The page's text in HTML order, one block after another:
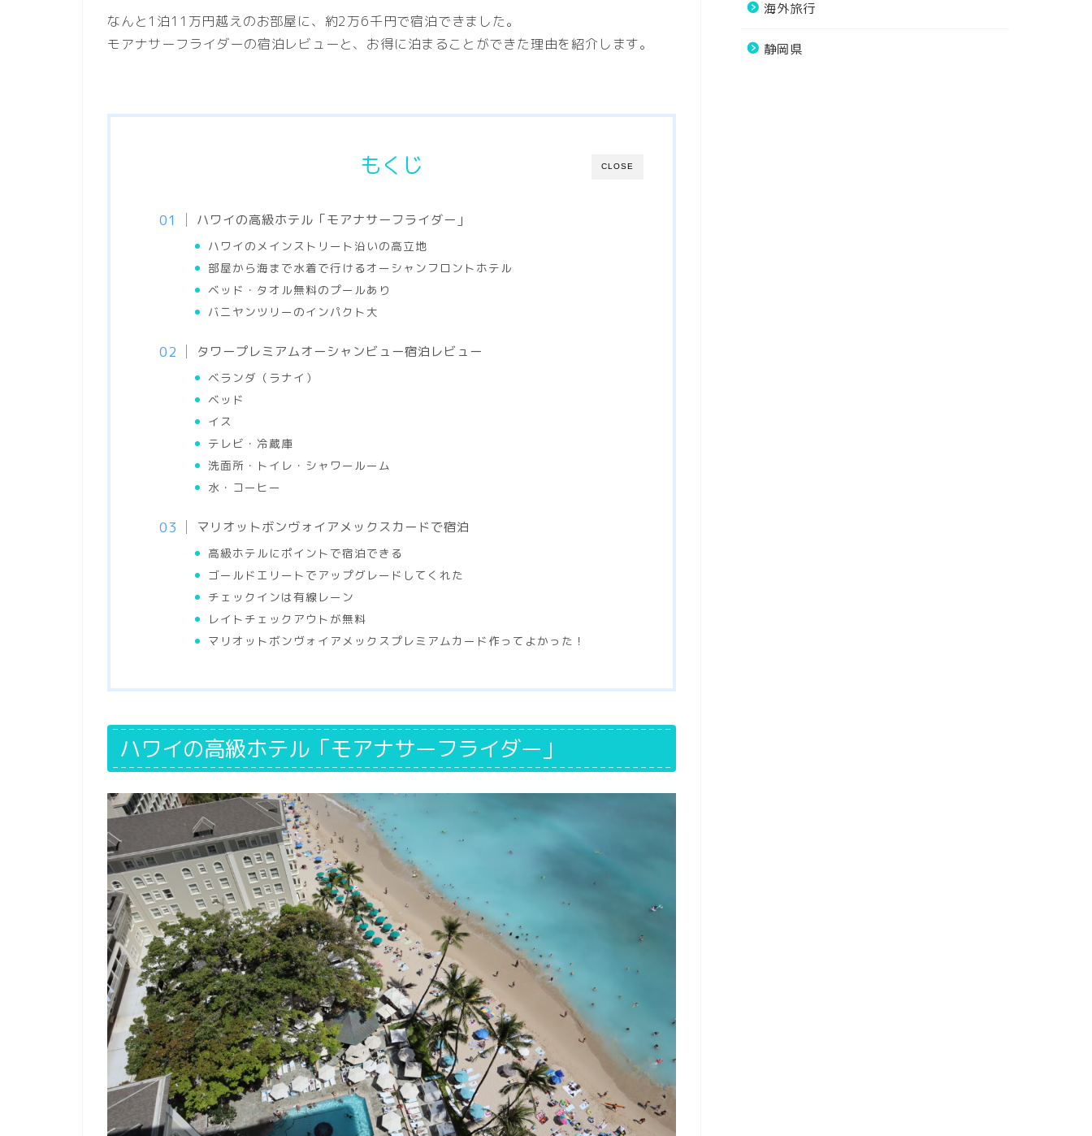
なんと1泊11万円越えのお部屋に、約2万6千円で宿泊できました。
モアナサーフライダーの宿泊レビューと、お得に泊まることができた理由を紹介します。
CLOSE
もくじ
ハワイの高級ホテル「モアナサーフライダー」
ハワイのメインストリート沿いの高立地
部屋から海まで水着で行けるオーシャンフロントホテル
ベッド・タオル無料のプールあり
バニヤンツリーのインパクト大
タワープレミアムオーシャンビュー宿泊レビュー
ベランダ（ラナイ）
ベッド
イス
テレビ・冷蔵庫
洗面所・トイレ・シャワールーム
水・コーヒー
マリオットボンヴォイアメックスカードで宿泊
高級ホテルにポイントで宿泊できる
ゴールドエリートでアップグレードしてくれた
チェックインは有線レーン
レイトチェックアウトが無料
マリオットボンヴォイアメックスプレミアムカード作ってよかった！
ハワイの高級ホテル「モアナサーフライダー」
海外旅行
静岡県